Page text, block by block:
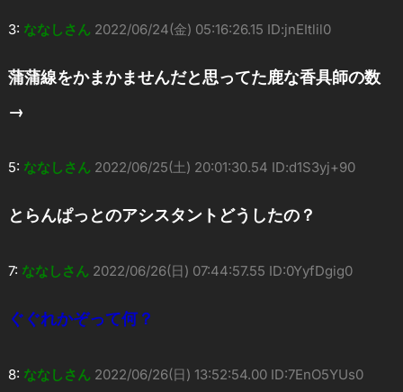
3: ななしさん 2022/06/24(金) 05:16:26.15 ID:jnEItlil0
蒲蒲線をかまかませんだと思ってた鹿な香具師の数
→
5: ななしさん 2022/06/25(土) 20:01:30.54 ID:d1S3yj+90
とらんぱっとのアシスタントどうしたの？
7: ななしさん 2022/06/26(日) 07:44:57.55 ID:0YyfDgig0
ぐぐれかぞって何？
8: ななしさん 2022/06/26(日) 13:52:54.00 ID:7EnO5YUs0